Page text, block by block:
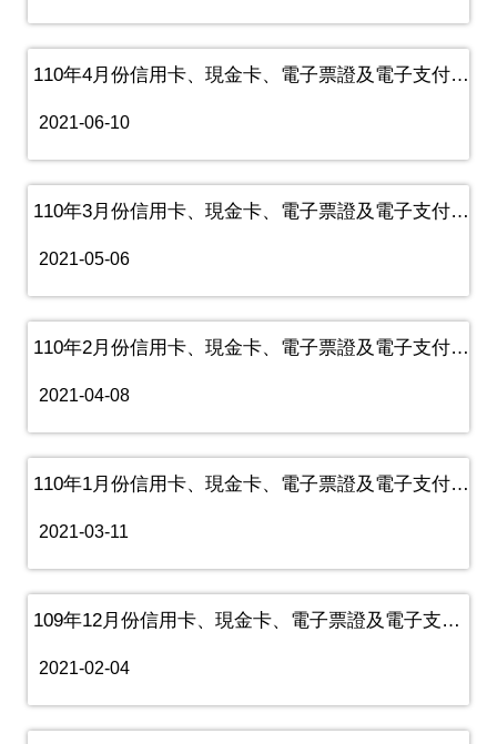
110年4月份信用卡、現金卡、電子票證及電子支付機構業務資訊
2021-06-10
110年3月份信用卡、現金卡、電子票證及電子支付機構業務資訊
2021-05-06
110年2月份信用卡、現金卡、電子票證及電子支付機構業務資訊
2021-04-08
110年1月份信用卡、現金卡、電子票證及電子支付機構業務資訊
2021-03-11
109年12月份信用卡、現金卡、電子票證及電子支付機構業務資訊
2021-02-04